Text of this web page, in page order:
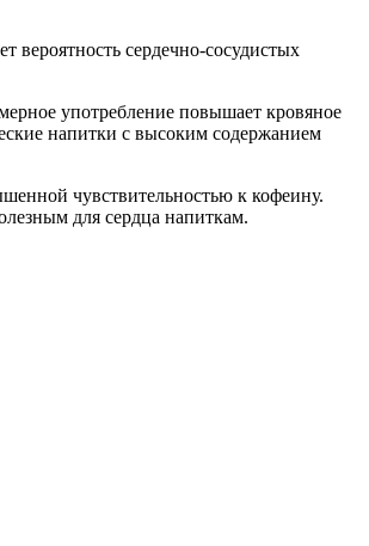
вероятность сердечно-сосудистых
употребление повышает кровяное
напитки с высоким содержанием
чувствительностью к кофеину.
для сердца напиткам.